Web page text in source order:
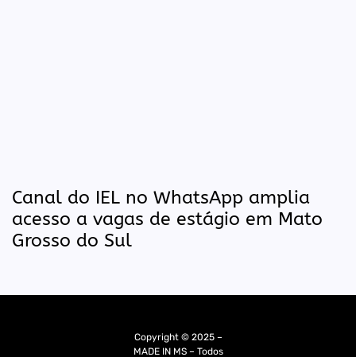
Canal do IEL no WhatsApp amplia
acesso a vagas de estágio em Mato
Grosso do Sul
Copyright © 2025 –
MADE IN MS – Todos